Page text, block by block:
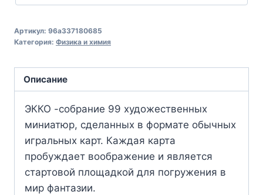
Артикул: 96a337180685
Категория: Физика и химия
Описание
ЭККО -собрание 99 художественных
миниатюр, сделанных в формате обычных
игральных карт. Каждая карта
пробуждает воображение и является
стартовой площадкой для погружения в
мир фантазии.